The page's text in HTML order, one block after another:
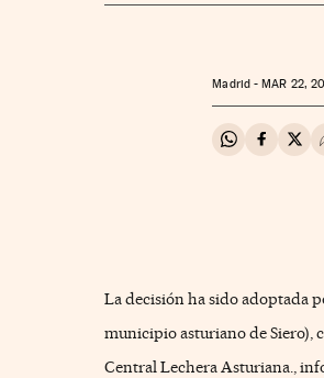
Madrid -MAR 22,
Compartir
La decisión ha sido adoptada
municipio asturiano de Siero),
Central Lechera Asturiana.,